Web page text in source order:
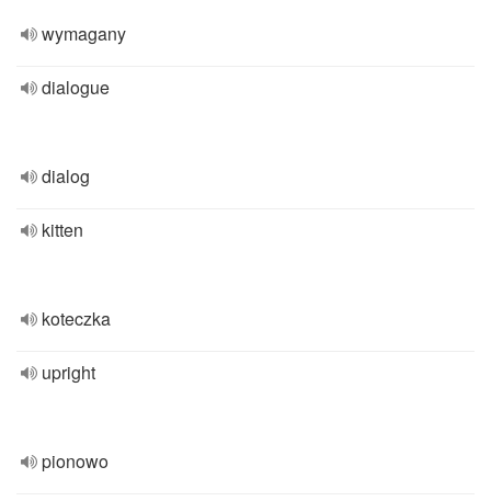
wymagany
dialogue
dialog
kitten
koteczka
upright
pionowo